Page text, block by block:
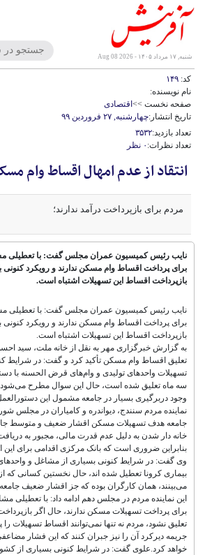
شنبه, ۱۷ مرداد ۱۴۰۵ - Aug 08 2026
کد:
نام نویسنده:
صفحه نخست >> اقتصادی
تاریخ انتشار:چهارشنبه, ۲۷ فروردین ۹۹
تعداد بازدید:۳۵۳۲
تعداد نظرات: ۰ نظر
انتقاد از عدم امهال اقساط وام
مردم برای بازپرداخت درآمد ندارند؛
نایب رئیس کمیسیون عمران مجلس گفت: با تعطیلی
برای پرداخت اقساط وام مسکن ندارند و رویکرد
بازپرداخت اقساط این تسهیلات اشتباه است.
نایب رئیس کمیسیون عمران مجلس گفت: با تعطیلی
برای پرداخت اقساط وام مسکن ندارند و رویکرد
بازپرداخت اقساط این تسهیلات اشتباه است.
به گزارش خبرگزاری مهر به نقل از خانه ملت، سید
تعلیق اقساط وام مسکن تأکید کرد و گفت: در شرایط
تسهیلات واحدهای تولیدی و وام‌های قرض الحسنه با
سه ماه تعلیق شده است، حال این سوال مطرح می‌شود
وجود دربرگیری بسیار در جامعه مشمول این
نماینده مردم سنندج، دیواندره و کامیاران در مجلس
جامعه هدف تسهیلات مسکن اقشار ضعیف و متوسط
خانه دار شدن به دلیل عدم قدرت مالی، مجبور به
بنابراین ضروری است که بانک مرکزی اقدامی برای این
وی گفت: در شرایط کنونی بسیاری از مشاغل و
بیماری کرونا تعطیل شده اند، حال نخستین کسانی که
می‌بینند، همان کارگران بوده که جز اقشار ضعیف
این نماینده مردم در مجلس دهم ادامه داد: با تعطیلی
برای پرداخت تسهیلات مسکن ندارند، حال اگر
تعلیق نشود، مردم نه تنها نمی‌توانند اقساط تسهیلات را
جریمه دیرکرد آن را نیز جبران کنند که این فشار مضاعفی
خواهد کرد.علوی گفت: در شرایط کنونی بسیاری از